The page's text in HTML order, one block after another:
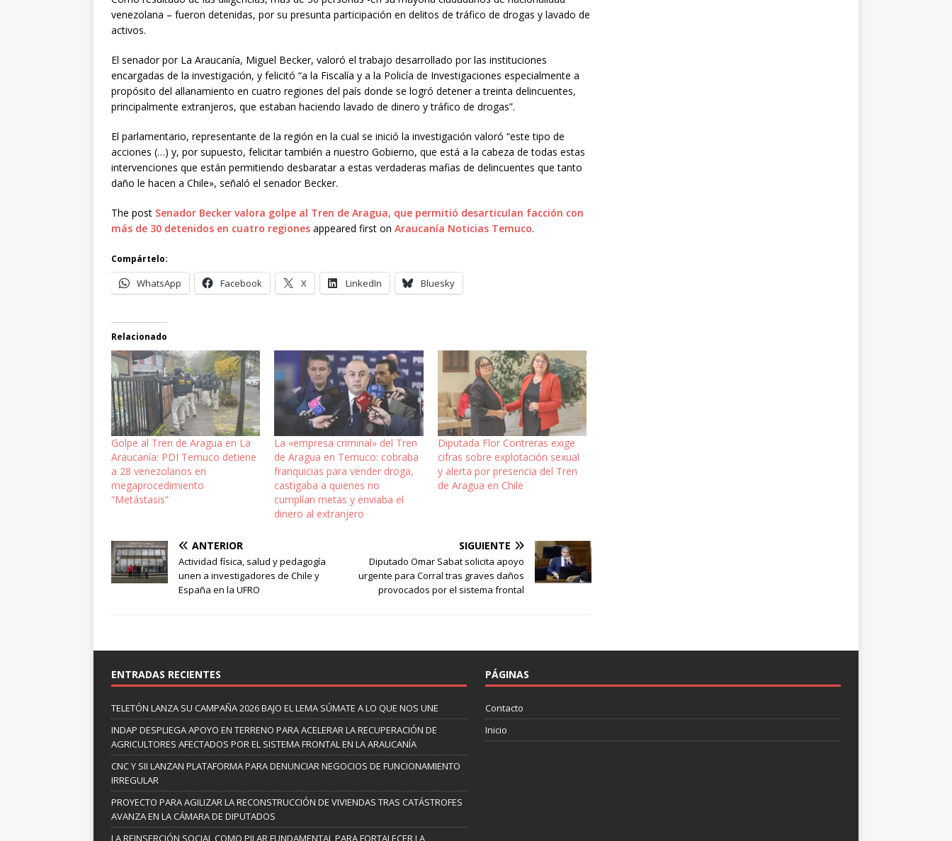
venezolana – fueron detenidas, por su presunta participación en delitos de tráfico de drogas y lavado de
activos.
El senador por La Araucanía, Miguel Becker, valoró el trabajo desarrollado por las instituciones
encargadas de la investigación, y felicitó “a la Fiscalía y a la Policía de Investigaciones especialmente a
propósito del allanamiento en cuatro regiones del país donde se logró detener a treinta delincuentes,
principalmente extranjeros, que estaban haciendo lavado de dinero y tráfico de drogas”.
El parlamentario, representante de la región en la cual se inició la investigación valoró “este tipo de
acciones (…) y, por supuesto, felicitar también a nuestro Gobierno, que está a la cabeza de todas estas
intervenciones que están permitiendo desbaratar a estas verdaderas mafias de delincuentes que tanto
daño le hacen a Chile», señaló el senador Becker.
The post Senador Becker valora golpe al Tren de Aragua, que permitió desarticulan facción con
más de 30 detenidos en cuatro regiones appeared first on Araucanía Noticias Temuco.
Compártelo:
WhatsApp Facebook X LinkedIn Bluesky
Relacionado
Golpe al Tren de Aragua en La
Araucanía: PDI Temuco detiene
a 28 venezolanos en
megaprocedimiento
“Metástasis”
La «empresa criminal» del Tren
de Aragua en Temuco: cobraba
franquicias para vender droga,
castigaba a quienes no
cumplían metas y enviaba el
dinero al extranjero
Diputada Flor Contreras exige
cifras sobre explotación sexual
y alerta por presencia del Tren
de Aragua en Chile
ANTERIOR
Actividad física, salud y pedagogía
unen a investigadores de Chile y
España en la UFRO
SIGUIENTE
Diputado Omar Sabat solicita apoyo
urgente para Corral tras graves daños
provocados por el sistema frontal
ENTRADAS RECIENTES
TELETÓN LANZA SU CAMPAÑA 2026 BAJO EL LEMA SÚMATE A LO QUE NOS UNE
INDAP DESPLIEGA APOYO EN TERRENO PARA ACELERAR LA RECUPERACIÓN DE
AGRICULTORES AFECTADOS POR EL SISTEMA FRONTAL EN LA ARAUCANÍA
CNC Y SII LANZAN PLATAFORMA PARA DENUNCIAR NEGOCIOS DE FUNCIONAMIENTO
IRREGULAR
PROYECTO PARA AGILIZAR LA RECONSTRUCCIÓN DE VIVIENDAS TRAS CATÁSTROFES
AVANZA EN LA CÁMARA DE DIPUTADOS
LA REINSERCIÓN SOCIAL COMO PILAR FUNDAMENTAL PARA FORTALECER LA
PÁGINAS
Contacto
Inicio